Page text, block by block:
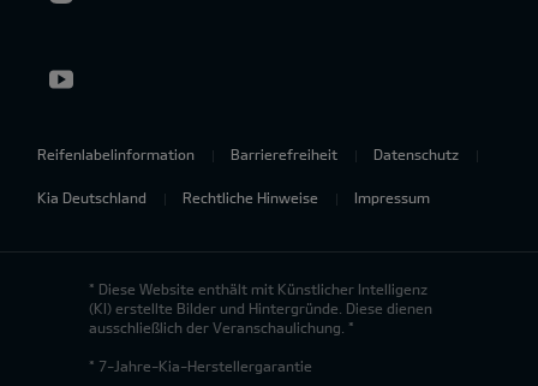
Reifenlabelinformation Barrierefreiheit Datenschutz
Kia Deutschland Rechtliche Hinweise Impressum
* Diese Website enthält mit Künstlicher Intelligenz
(KI) erstellte Bilder und Hintergründe. Diese dienen
ausschließlich der Veranschaulichung. *
* 7-Jahre-Kia-Herstellergarantie